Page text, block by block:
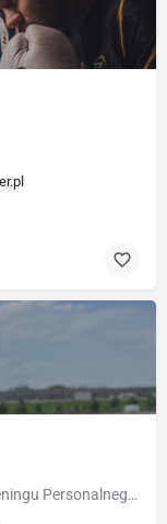
BodyMade.pl Agata Radziwoniuk Studio Treningu Personalnego Jestem trenerem personalnym, a także…